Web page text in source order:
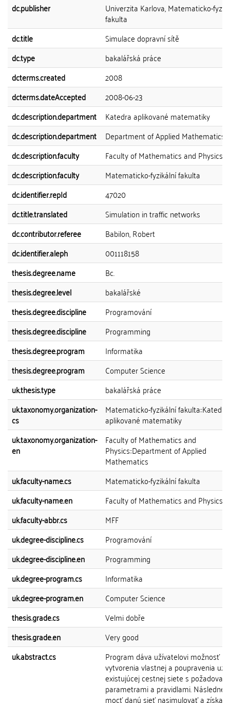
dc.publisher
Univerzita Karlova, Matematicko-
fakulta
dc.title
Simulace dopravní sítě
dc.type
bakalářská práce
dcterms.created
2008
dcterms.dateAccepted
2008-06-23
dc.description.department
Katedra aplikované matematiky
dc.description.department
Department of Applied Mathematics
dc.description.faculty
Faculty of Mathematics and Physics
dc.description.faculty
Matematicko-fyzikální fakulta
dc.identifier.repId
47020
dc.title.translated
Simulation in traffic networks
dc.contributor.referee
Babilon, Robert
dc.identifier.aleph
001118158
thesis.degree.name
Bc.
thesis.degree.level
bakalářské
thesis.degree.discipline
Programování
thesis.degree.discipline
Programming
thesis.degree.program
Informatika
thesis.degree.program
Computer Science
uk.thesis.type
bakalářská práce
uk.taxonomy.organization-
cs
Matematicko-fyzikální fakulta::Katedra
aplikované matematiky
uk.taxonomy.organization-
en
Faculty of Mathematics and
Physics::Department of Applied
Mathematics
uk.faculty-name.cs
Matematicko-fyzikální fakulta
uk.faculty-name.en
Faculty of Mathematics and Physics
uk.faculty-abbr.cs
MFF
uk.degree-discipline.cs
Programování
uk.degree-discipline.en
Programming
uk.degree-program.cs
Informatika
uk.degree-program.en
Computer Science
thesis.grade.cs
Velmi dobře
thesis.grade.en
Very good
uk.abstract.cs
Program dáva užívatelovi možnosť
vytvorenia vlastnej a poupravenia už
existujúcej cestnej siete s
parametrami a pravidlami. Následne
mocť danú sieť nasimulovať a získať